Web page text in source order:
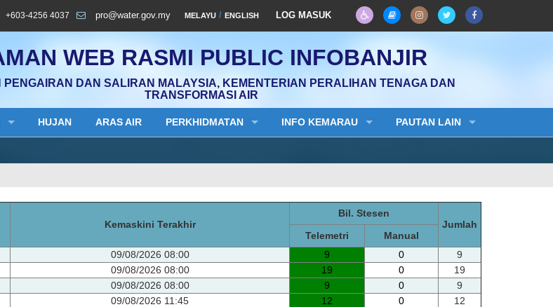
+603-4256 4037 pro@water.gov.my MELAYU / ENGLISH LOG MASUK
WEB RASMI PUBLIC INFOBANJIR
PENGAIRAN DAN SALIRAN MALAYSIA, KEMENTERIAN PERALIHAN TENAGA DAN
TRANSFORMASI AIR
HUJAN ARAS AIR PERKHIDMATAN INFO KEMARAU PAUTAN LAIN
Kemaskini Terakhir
Bil. Stesen
Jumlah
Telemetri
Manual
09/08/2026 08:00 9 0
9
09/08/2026 08:00 19 0
19
09/08/2026 08:00 9 0
9
09/08/2026 11:45 12 0
12